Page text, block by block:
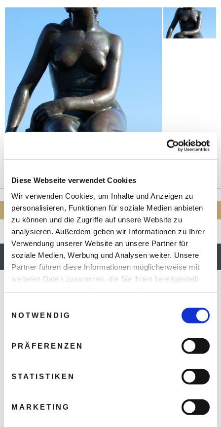
Diese Webseite verwendet Cookies
Wir verwenden Cookies, um Inhalte und Anzeigen zu
personalisieren, Funktionen für soziale Medien anbieten
zu können und die Zugriffe auf unsere Website zu
analysieren. Außerdem geben wir Informationen zu Ihrer
Verwendung unserer Website an unsere Partner für
soziale Medien, Werbung und Analysen weiter. Unsere
Partner führen diese Informationen möglicherweise mit
weiteren Daten zusammen, die Sie ihnen bereitgestellt
NOTWENDIG
PRÄFERENZEN
STATISTIKEN
MARKETING
+49 (0)30 21 96 5 69 - 0
INDIVIDUELLE ANFRAGE
AUF DIE WUNSCHLISTE